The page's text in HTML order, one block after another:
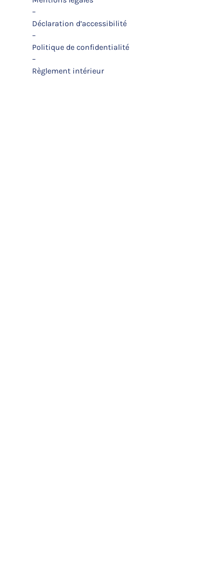
–
Déclaration d’accessibilité
–
Politique de confidentialité
–
Règlement intérieur